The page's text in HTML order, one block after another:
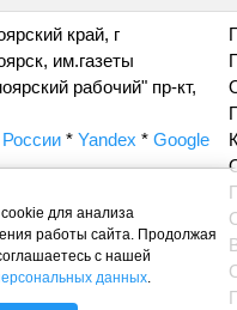
край, г
им.газеты
рабочий" пр-кт,
* Yandex * Google
для анализа
работы сайта. Продолжая
с нашей
данных.